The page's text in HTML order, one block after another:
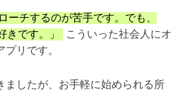
ーチするのが苦手です。でも、
きです。」
こういった社会人にオ
リです。
ましたが、お手軽に始められる所